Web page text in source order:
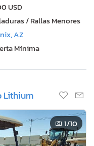
USD
/ Rallas Menores
AZ
Mínima
Lithium
1/10